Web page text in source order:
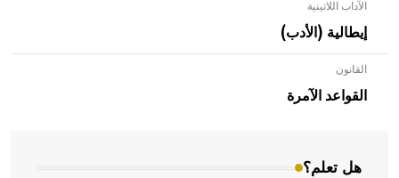
الآداب اللاتينية
إيطالية (الأدب)
القانون
القواعد الآمرة
هل تعلم؟
- هل تعلم أن الأبلق نوع من الفنون الهندسية التي ارتبطت
بالعمارة الإسلامية في بلاد الشام ومصر خاصة، حيث يحرص
المعمار على بناء مداميكه وخاصة في الواجهات